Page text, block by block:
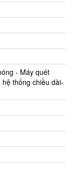
- Máy quét
thống chiều dài-